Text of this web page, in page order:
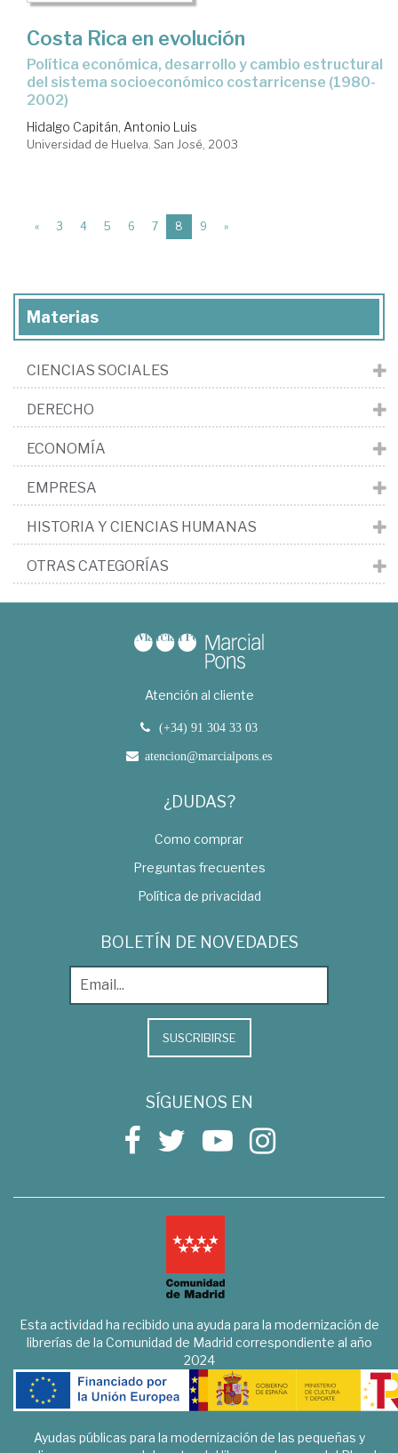
Costa Rica en evolución
política económica, desarrollo y cambio estructural
del sistema socioeconómico costarricense (1980-
2002)
Hidalgo Capitán, Antonio Luis
Universidad de Huelva. San José, 2003
« 3 4 5 6 7 8 (current)
9 »
Materias
CIENCIAS SOCIALES
DERECHO
ECONOMÍA
EMPRESA
HISTORIA Y CIENCIAS HUMANAS
OTRAS CATEGORÍAS
Atención al cliente
(+34) 91 304 33 03
atencion@marcialpons.es
¿DUDAS?
Como comprar
Preguntas frecuentes
Política de privacidad
BOLETÍN DE NOVEDADES
SUSCRIBIRSE
SÍGUENOS EN
Esta actividad ha recibido una ayuda para la modernización de
librerías de la Comunidad de Madrid correspondiente al año
2024
Ayudas públicas para la modernización de las pequeñas y